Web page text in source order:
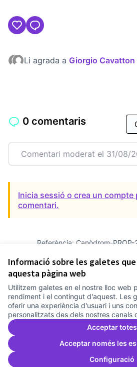
Informació sobre les galetes
aquesta pàgina web
Utilitzem galetes en el nostre lloc web
rendiment i el contingut d'aquest. Les
oferir una experiència d'usuari i uns
personalitzats des dels nostres canals
Acceptar totes
Acceptar només les
Configuració
Li agrada a Giorgio Cavatton
0 comentaris
Comentari moderat el 31/08/
Inicia sessió o crea un compte
comentari.
Referència: Canòdrom-
Verifica l'empremta
Termes i condicions d'ús
Configuració de les galetes
Comunitat Canòdrom a Facebook
(Link externo)
Comunitat Canòdrom a Instagram
(Link externo)
Comunitat Canòdrom a YouTube
(Link externo)
Català
Triar la llengua Elegir el idiomaChoose
(Link externo)
Web creada amb